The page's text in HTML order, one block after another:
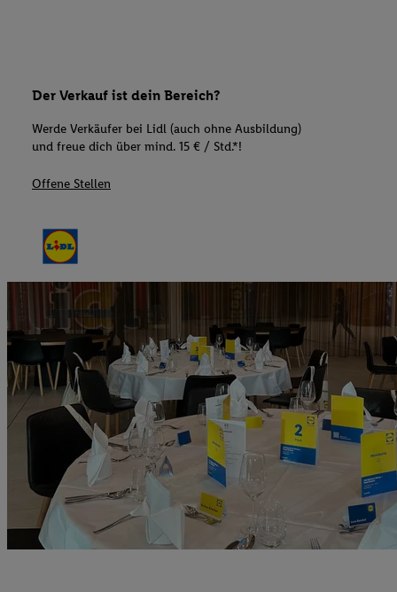
Der Verkauf ist dein Bereich?
Werde Verkäufer bei Lidl (auch ohne Ausbildung)
und freue dich über mind. 15 € / Std.*!
Offene Stellen